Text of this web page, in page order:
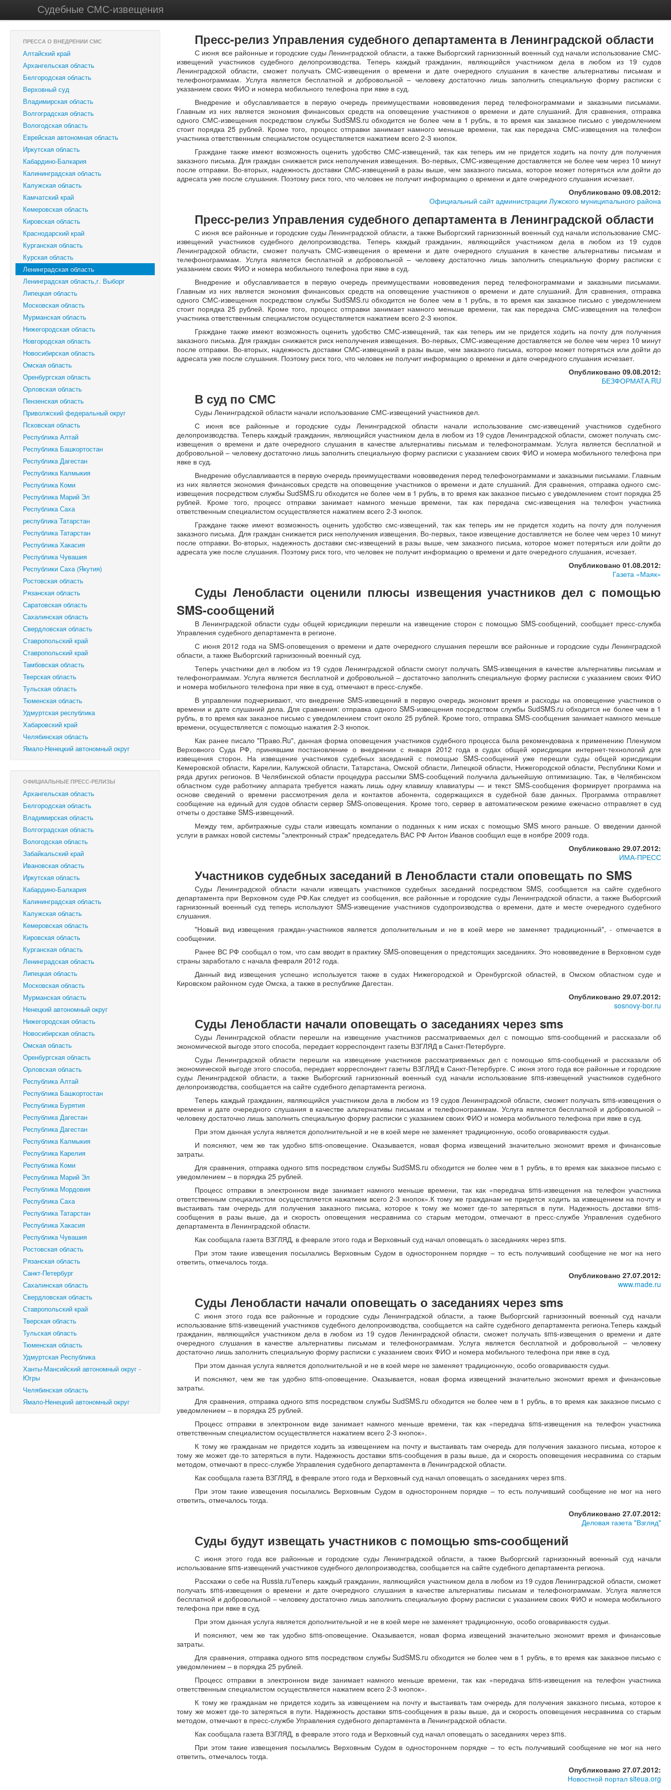
Судебные СМС-извещения
ПРЕССА О ВНЕДРЕНИИ СМС
Алтайский край
Архангельская область
Белгородская область
Верховный суд
Владимирская область
Волгоградская область
Вологодская область
Еврейская автономная область
Иркутская область
Кабардино-Балкария
Калининградская область
Калужская область
Камчатский край
Кемеровская область
Кировская область
Краснодарский край
Курганская область
Курская область
Ленинградская область
Ленинградская область,г. Выборг
Липецкая область
Московская область
Мурманская область
Нижегородская область
Новгородская область
Новосибирская область
Омская область
Оренбургская область
Орловская область
Пензенская область
Приволжский федеральный округ
Псковская область
Республика Алтай
Республика Башкортостан
Республика Дагестан
Республика Калмыкия
Республика Коми
Республика Марий Эл
Республика Саха
республика Татарстан
Республика Татарстан
Республика Хакасия
Республика Чувашия
Республики Саха (Якутия)
Ростовская область
Рязанская область
Саратовская область
Сахалинская область
Свердловская область
Ставропольский край
‎Ставропольский край
Тамбовская область
Тверская область
Тульская область
Тюменская область
Удмуртская республика
Хабаровский край
Челябинская область
Ямало-Ненецкий автономный округ
ОФИЦИАЛЬНЫЕ ПРЕСС-РЕЛИЗЫ
Архангельская область
Белгородская область
Владимирская область
Волгоградская область
Вологодская область
Забайкальский край
Ивановская область
Иркутская область
Кабардино-Балкария
Калининградская область
Калужская область
Кемеровская область
Кировская область
Курганская область
Ленинградская область
Липецкая область
Московская область
Мурманская область
Ненецкий автономный округ
Нижегородская область
Новосибирская область
Омская область
Оренбургская область
Орловская область
Республика Алтай
Республика Башкортостан
Республика Бурятия
Республика Дагестан
Республика Дагестан
Республика Калмыкия
Республика Карелия
Республика Коми
Республика Марий Эл
Республика Мордовия
Республика Саха
Республика Татарстан
Республика Хакасия
Республика Чувашия
Ростовская область
Рязанская область
Санкт-Петербург
Сахалинская область
Свердловская область
Ставропольский край
Тверская область
Тульская область
Тюменская область
Удмуртская Республика
Ханты-Мансийский автономный округ -
Югры
Челябинская область
Ямало-Ненецкий автономный округ
Пресс-релиз Управления судебного департамента в Ленинградской области
С июня все районные и городские суды Ленинградской области, а также Выборгский гарнизонный военный суд начали использование СМС-
извещений участников судебного делопроизводства. Теперь каждый гражданин, являющийся участником дела в любом из 19 судов
Ленинградской области, сможет получать СМС-извещения о времени и дате очередного слушания в качестве альтернативы письмам и
телефонограммам. Услуга является бесплатной и добровольной – человеку достаточно лишь заполнить специальную форму расписки с
указанием своих ФИО и номера мобильного телефона при явке в суд.
Внедрение и обуславливается в первую очередь преимуществами нововведения перед телефонограммами и заказными письмами.
Главным из них является экономия финансовых средств на оповещение участников о времени и дате слушаний. Для сравнения, отправка
одного СМС-извещения посредством службы SudSMS.ru обходится не более чем в 1 рубль, в то время как заказное письмо с уведомлением
стоит порядка 25 рублей. Кроме того, процесс отправки занимает намного меньше времени, так как передача СМС-извещения на телефон
участника ответственным специалистом осуществляется нажатием всего 2-3 кнопок.
Граждане также имеют возможность оценить удобство СМС-извещений, так как теперь им не придется ходить на почту для получения
заказного письма. Для граждан снижается риск неполучения извещения. Во-первых, СМС-извещение доставляется не более чем через 10 минут
после отправки. Во-вторых, надежность доставки СМС-извещений в разы выше, чем заказного письма, которое может потеряться или дойти до
адресата уже после слушания. Поэтому риск того, что человек не получит информацию о времени и дате очередного слушания исчезает.
Опубликовано 09.08.2012:
Официальный сайт администрации Лужского муниципального района
Пресс-релиз Управления судебного департамента в Ленинградской области
С июня все районные и городские суды Ленинградской области, а также Выборгский гарнизонный военный суд начали использование СМС-
извещений участников судебного делопроизводства. Теперь каждый гражданин, являющийся участником дела в любом из 19 судов
Ленинградской области, сможет получать СМС-извещения о времени и дате очередного слушания в качестве альтернативы письмам и
телефонограммам. Услуга является бесплатной и добровольной – человеку достаточно лишь заполнить специальную форму расписки с
указанием своих ФИО и номера мобильного телефона при явке в суд.
Внедрение и обуславливается в первую очередь преимуществами нововведения перед телефонограммами и заказными письмами.
Главным из них является экономия финансовых средств на оповещение участников о времени и дате слушаний. Для сравнения, отправка
одного СМС-извещения посредством службы SudSMS.ru обходится не более чем в 1 рубль, в то время как заказное письмо с уведомлением
стоит порядка 25 рублей. Кроме того, процесс отправки занимает намного меньше времени, так как передача СМС-извещения на телефон
участника ответственным специалистом осуществляется нажатием всего 2-3 кнопок.
Граждане также имеют возможность оценить удобство СМС-извещений, так как теперь им не придется ходить на почту для получения
заказного письма. Для граждан снижается риск неполучения извещения. Во-первых, СМС-извещение доставляется не более чем через 10 минут
после отправки. Во-вторых, надежность доставки СМС-извещений в разы выше, чем заказного письма, которое может потеряться или дойти до
адресата уже после слушания. Поэтому риск того, что человек не получит информацию о времени и дате очередного слушания исчезает.
Опубликовано 09.08.2012:
БЕЗФОРМАТА.RU
В суд по СМС
Суды Ленинградской об­лас­ти начали использование СМС‑извещений участников дел.
С июня все районные и городские суды Ленинградской области начали использование смс-извещений участников судебного
делопроизводства. Теперь каждый гражданин, являющийся участником дела в любом из 19 судов Ленинградской области, сможет получать смс-
извещения о времени и дате очередного слушания в качестве альтернативы письмам и телефонограммам. Услуга является бесплатной и
добровольной – человеку достаточно лишь заполнить специальную форму расписки с указанием своих ФИО и номера мобильного телефона при
явке в суд.
Внедрение обуславливается в первую очередь преимуществами нововведения перед телефонограммами и заказными письмами. Главным
из них является экономия финансовых средств на оповещение участников о времени и дате слушаний. Для сравнения, отправка одного смс-
извещения посредством службы SudSMS.ru обходится не более чем в 1 рубль, в то время как заказное письмо с уведомлением стоит порядка 25
рублей. Кроме того, процесс отправки занимает намного меньше времени, так как передача смс-извещения на телефон участника
ответственным специалистом осуществляется нажатием всего 2-3 кнопок.
Граждане также имеют возможность оценить удобство смс-извещений, так как теперь им не придется ходить на почту для получения
заказного письма. Для граждан снижается риск неполучения извещения. Во-первых, такое извещение доставляется не более чем через 10 минут
после отправки. Во-вторых, надежность доставки смс-извещений в разы выше, чем заказного письма, которое может потеряться или дойти до
адресата уже после слушания. Поэтому риск того, что человек не получит информацию о времени и дате очередного слушания, исчезает.
Опубликовано 01.08.2012:
Газета «Маяк»
Суды Ленобласти оценили плюсы извещения участников дел с помощью
SMS-сообщений
В Ленинградской области суды общей юрисдикции перешли на извещение сторон с помощью SMS-сообщений, сообщает пресс-служба
Управления судебного департамента в регионе.
С июня 2012 года на SMS-оповещения о времени и дате очередного слушания перешли все районные и городские суды Ленинградской
области, а также Выборгский гарнизонный военный суд.
Теперь участники дел в любом из 19 судов Ленинградской области смогут получать SMS-извещения в качестве альтернативы письмам и
телефонограммам. Услуга является бесплатной и добровольной – достаточно заполнить специальную форму расписки с указанием своих ФИО
и номера мобильного телефона при явке в суд, отмечают в пресс-службе.
В управлении подчеркивают, что внедрение SMS-извещений в первую очередь экономит время и расходы на оповещение участников о
времени и дате слушаний дела. Для сравнения: отправка одного SMS-извещения посредством службы SudSMS.ru обходится не более чем в 1
рубль, в то время как заказное письмо с уведомлением стоит около 25 рублей. Кроме того, отправка SMS-сообщения занимает намного меньше
времени, осуществляется с помощью нажатия 2-3 кнопок.
Как ранее писало "Право.Ru", данная форма оповещения участников судебного процесса была рекомендована к применению Пленумом
Верховного Суда РФ, принявшим постановление о внедрении с января 2012 года в судах общей юрисдикции интернет-технологий для
извещения сторон. На извещение участников судебных заседаний с помощью SMS-сообщений уже перешли суды общей юрисдикции
Кемеровской области, Карелии, Калужской области, Татарстана, Омской области, Липецкой области, Нижегородской области, Республики Коми и
ряда других регионов. В Челябинской области процедура рассылки SMS-сообщений получила дальнейшую оптимизацию. Так, в Челябинском
областном суде работнику аппарата требуется нажать лишь одну клавишу клавиатуры — и текст SMS-сообщения формирует программа на
основе сведений о времени рассмотрения дела и контактов абонента, содержащихся в судебной базе данных. Программа отправляет
сообщение на единый для судов области сервер SMS-оповещения. Кроме того, сервер в автоматическом режиме ежечасно отправляет в суд
отчеты о доставке SMS-извещений.
Между тем, арбитражные суды стали извещать компании о поданных к ним исках с помощью SMS много раньше. О введении данной
услуги в рамках новой системы "электронный страж" председатель ВАС РФ Антон Иванов сообщил еще в ноябре 2009 года.
Опубликовано 29.07.2012:
ИМА-ПРЕСС
Участников судебных заседаний в Ленобласти стали оповещать по SMS
Суды Ленинградской области начали извещать участников судебных заседаний посредством SMS, сообщается на сайте судебного
департамента при Верховном суде РФ.Как следует из сообщения, все районные и городские суды Ленинградской области, а также Выборгский
гарнизонный военный суд теперь используют SMS-извещение участников судопроизводства о времени, дате и месте очередного судебного
слушания.
"Новый вид извещения граждан-участников является дополнительным и не в коей мере не заменяет традиционный", - отмечается в
сообщении.
Ранее ВС РФ сообщал о том, что сам вводит в практику SMS-оповещения о предстоящих заседаниях. Это нововведение в Верховном суде
страны заработало с начала февраля 2012 года.
Данный вид извещения успешно используется также в судах Нижегородской и Оренбургской областей, в Омском областном суде и
Кировском районном суде Омска, а также в республике Дагестан.
Опубликовано 29.07.2012:
sosnovy-bor.ru
Суды Ленобласти начали оповещать о заседаниях через sms
Суды Ленинградской области перешли на извещение участников рассматриваемых дел с помощью sms-сообщений и рассказали об
экономической выгоде этого способа, передает корреспондент газеты ВЗГЛЯД в Санкт-Петербурге.
Суды Ленинградской области перешли на извещение участников рассматриваемых дел с помощью sms-сообщений и рассказали об
экономической выгоде этого способа, передает корреспондент газеты ВЗГЛЯД в Санкт-Петербурге. С июня этого года все районные и городские
суды Ленинградской области, а также Выборгский гарнизонный военный суд начали использование sms-извещений участников судебного
делопроизводства, сообщается на сайте судебного департамента региона.
Теперь каждый гражданин, являющийся участником дела в любом из 19 судов Ленинградской области, сможет получать sms-извещения о
времени и дате очередного слушания в качестве альтернативы письмам и телефонограммам. Услуга является бесплатной и добровольной –
человеку достаточно лишь заполнить специальную форму расписки с указанием своих ФИО и номера мобильного телефона при явке в суд.
При этом данная услуга является дополнительной и не в коей мере не заменяет традиционную, особо оговариваюстя судьи.
И поясняют, чем же так удобно sms-оповещение. Оказывается, новая форма извещений значительно экономит время и финансовые
затраты.
Для сравнения, отправка одного sms посредством службы SudSMS.ru обходится не более чем в 1 рубль, в то время как заказное письмо с
уведомлением – в порядка 25 рублей.
Процесс отправки в электронном виде занимает намного меньше времени, так как «передача sms-извещения на телефон участника
ответственным специалистом осуществляется нажатием всего 2-3 кнопок».К тому же гражданам не придется ходить за извещением на почту и
выстаивать там очередь для получения заказного письма, которое к тому же может где-то затеряться в пути. Надежность доставки sms-
сообщения в разы выше, да и скорость оповещения несравнима со старым методом, отмечают в пресс-службе Управления судебного
департамента в Ленинградской области.
Как сообщала газета ВЗГЛЯД, в феврале этого года и Верховный суд начал оповещать о заседаниях через sms.
При этом такие извещения посылались Верховным Судом в одностороннем порядке – то есть получивший сообщение не мог на него
ответить, отмечалось тогда.
Опубликовано 27.07.2012:
www.made.ru
Суды Ленобласти начали оповещать о заседаниях через sms
С июня этого года все районные и городские суды Ленинградской области, а также Выборгский гарнизонный военный суд начали
использование sms-извещений участников судебного делопроизводства, сообщается на сайте судебного департамента региона.Теперь каждый
гражданин, являющийся участником дела в любом из 19 судов Ленинградской области, сможет получать sms-извещения о времени и дате
очередного слушания в качестве альтернативы письмам и телефонограммам. Услуга является бесплатной и добровольной – человеку
достаточно лишь заполнить специальную форму расписки с указанием своих ФИО и номера мобильного телефона при явке в суд.
При этом данная услуга является дополнительной и не в коей мере не заменяет традиционную, особо оговариваюстя судьи.
И поясняют, чем же так удобно sms-оповещение. Оказывается, новая форма извещений значительно экономит время и финансовые
затраты.
Для сравнения, отправка одного sms посредством службы SudSMS.ru обходится не более чем в 1 рубль, в то время как заказное письмо с
уведомлением – в порядка 25 рублей.
Процесс отправки в электронном виде занимает намного меньше времени, так как «передача sms-извещения на телефон участника
ответственным специалистом осуществляется нажатием всего 2-3 кнопок».
К тому же гражданам не придется ходить за извещением на почту и выстаивать там очередь для получения заказного письма, которое к
тому же может где-то затеряться в пути. Надежность доставки sms-сообщения в разы выше, да и скорость оповещения несравнима со старым
методом, отмечают в пресс-службе Управления судебного департамента в Ленинградской области.
Как сообщала газета ВЗГЛЯД, в феврале этого года и Верховный суд начал оповещать о заседаниях через sms.
При этом такие извещения посылались Верховным Судом в одностороннем порядке – то есть получивший сообщение не мог на него
ответить, отмечалось тогда.
Опубликовано 27.07.2012:
Деловая газета "Взгляд"
Суды будут извещать участников с помощью sms-сообщений
С июня этого года все районные и городские суды Ленинградской области, а также Выборгский гарнизонный военный суд начали
использование sms-извещений участников судебного делопроизводства, сообщается на сайте судебного департамента региона.
Расскажи о себе на Russia.ruТеперь каждый гражданин, являющийся участником дела в любом из 19 судов Ленинградской области, сможет
получать sms-извещения о времени и дате очередного слушания в качестве альтернативы письмам и телефонограммам. Услуга является
бесплатной и добровольной – человеку достаточно лишь заполнить специальную форму расписки с указанием своих ФИО и номера мобильного
телефона при явке в суд.
При этом данная услуга является дополнительной и не в коей мере не заменяет традиционную, особо оговариваюстя судьи.
И поясняют, чем же так удобно sms-оповещение. Оказывается, новая форма извещений значительно экономит время и финансовые
затраты.
Для сравнения, отправка одного sms посредством службы SudSMS.ru обходится не более чем в 1 рубль, в то время как заказное письмо с
уведомлением – в порядка 25 рублей.
Процесс отправки в электронном виде занимает намного меньше времени, так как «передача sms-извещения на телефон участника
ответственным специалистом осуществляется нажатием всего 2-3 кнопок».
К тому же гражданам не придется ходить за извещением на почту и выстаивать там очередь для получения заказного письма, которое к
тому же может где-то затеряться в пути. Надежность доставки sms-сообщения в разы выше, да и скорость оповещения несравнима со старым
методом, отмечают в пресс-службе Управления судебного департамента в Ленинградской области.
Как сообщала газета ВЗГЛЯД, в феврале этого года и Верховный суд начал оповещать о заседаниях через sms.
При этом такие извещения посылались Верховным Судом в одностороннем порядке – то есть получивший сообщение не мог на него
ответить, отмечалось тогда.
Опубликовано 27.07.2012:
Новостной портал siteua.org